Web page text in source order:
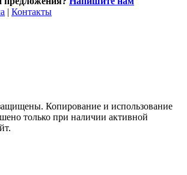
| Контакты
Копирование и использование
только при наличии активной